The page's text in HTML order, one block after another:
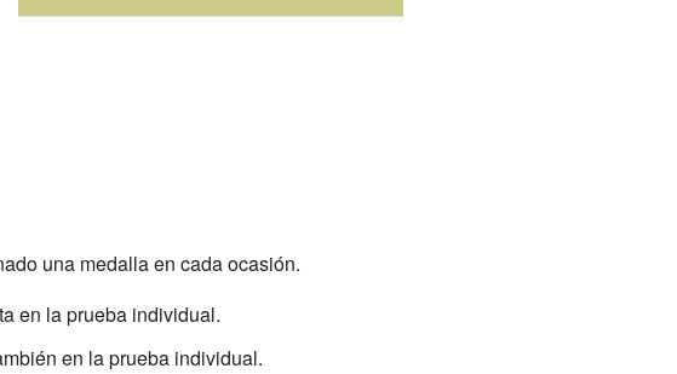
una medalla en cada ocasión.
en la prueba individual.
en la prueba individual.